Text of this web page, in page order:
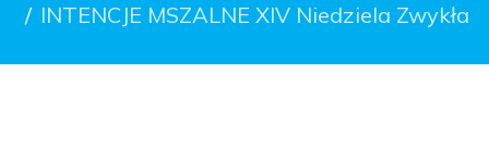
INTENCJE MSZALNE XIV Niedziela Zwykła